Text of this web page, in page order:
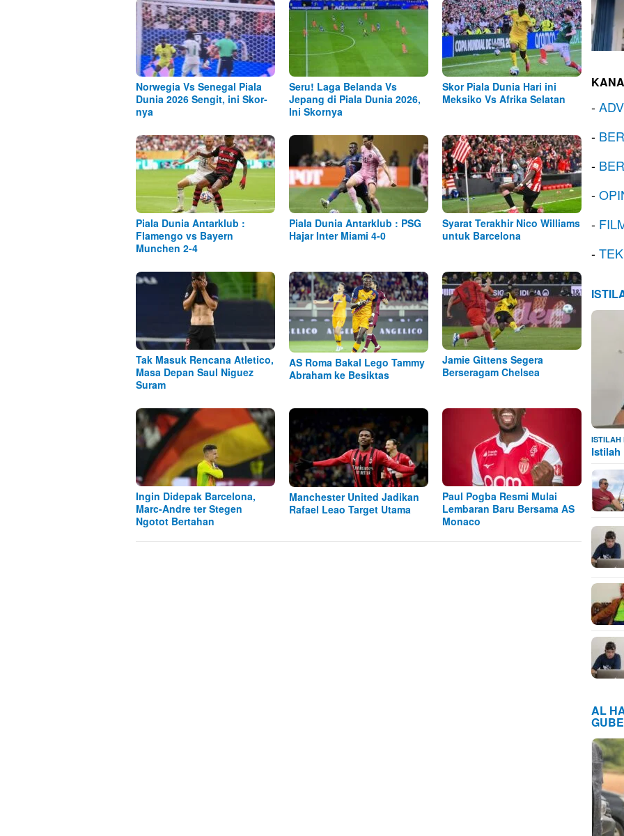
Norwegia Vs Senegal Piala
Dunia 2026 Sengit, ini Skor-
nya
Seru! Laga Belanda Vs
Jepang di Piala Dunia 2026,
Ini Skornya
Skor Piala Dunia Hari ini
Meksiko Vs Afrika Selatan
Piala Dunia Antarklub :
Flamengo vs Bayern
Munchen 2-4
Piala Dunia Antarklub : PSG
Hajar Inter Miami 4-0
Syarat Terakhir Nico Williams
untuk Barcelona
Tak Masuk Rencana Atletico,
Masa Depan Saul Niguez
Suram
AS Roma Bakal Lego Tammy
Abraham ke Besiktas
Jamie Gittens Segera
Berseragam Chelsea
Ingin Didepak Barcelona,
Marc-Andre ter Stegen
Ngotot Bertahan
Manchester United Jadikan
Rafael Leao Target Utama
Paul Pogba Resmi Mulai
Lembaran Baru Bersama AS
Monaco
-
-
-
-
-
-
ISTILAH
Istilah
AL